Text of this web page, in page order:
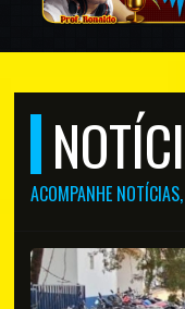
ACOMPANHE